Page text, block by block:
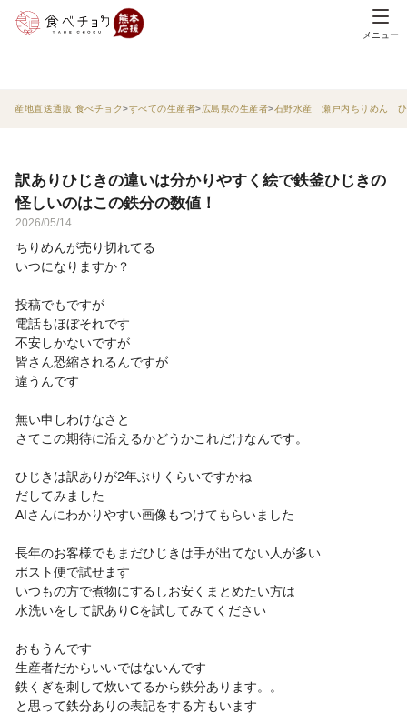
メニュー
産地直送通販 食べチョク すべての生産者 広島県の生産者 石野水産 瀬戸内ちりめん
訳ありひじきの違いは分かりやすく絵で鉄釜ひじきの
怪しいのはこの鉄分の数値！
2026/05/14
ちりめんが売り切れてる
いつになりますか？
投稿でもですが
電話もほぼそれです
不安しかないですが
皆さん恐縮されるんですが
違うんです
無い申しわけなさと
さてこの期待に沿えるかどうかこれだけなんです。
ひじきは訳ありが2年ぶりくらいですかね
だしてみました
AIさんにわかりやすい画像もつけてもらいました
長年のお客様でもまだひじきは手が出てない人が多い
ポスト便で試せます
いつもの方で煮物にするしお安くまとめたい方は
水洗いをして訳ありCを試してみてください
おもうんです
生産者だからいいではないんです
鉄くぎを刺して炊いてるから鉄分あります。。
と思って鉄分ありの表記をする方もいます